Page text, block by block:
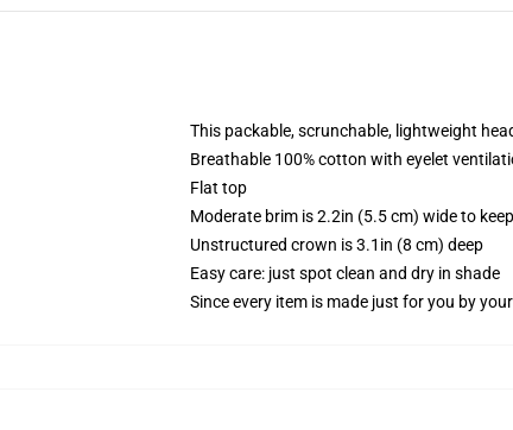
This packable, scrunchable, lightweight
Breathable 100% cotton with eyelet
Flat top
Moderate brim is 2.2in (5.5 cm) wide to
Unstructured crown is 3.1in (8 cm) deep
Easy care: just spot clean and dry in shade
Since every item is made just for you by